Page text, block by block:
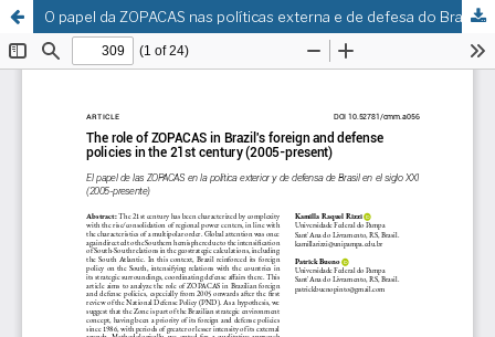
O papel da ZOPACAS nas políticas externa e de defesa do Brasil no século XXI (2005-hoje)